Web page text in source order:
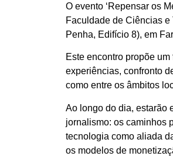
O evento ‘Repensar os
Faculdade de Ciências
Penha, Edifício 8), em
Este encontro propõe
experiências, confronto
como entre os âmbitos
Ao longo do dia, estarão
jornalismo: os caminhos
tecnologia como aliada
os modelos de